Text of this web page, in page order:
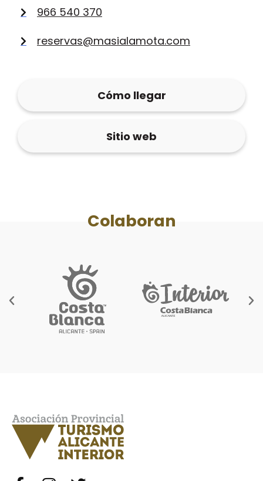
966 540 370
reservas@masialamota.com
Cómo llegar
Sitio web
Colaboran